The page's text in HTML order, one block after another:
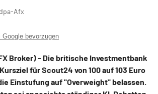
dpa-Afx
bevorzugen
Broker) - Die britische Investmentbank
für Scout24 von 100 auf 103 Euro
Einstufung auf "Overweight" belassen.